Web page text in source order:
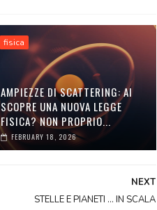
fisica
AMPIEZZE DI SCATTERING: AI
SCOPRE UNA NUOVA LEGGE
FISICA? NON PROPRIO...
FEBRUARY 18, 2026
NEXT
STELLE E PIANETI ... IN SCALA